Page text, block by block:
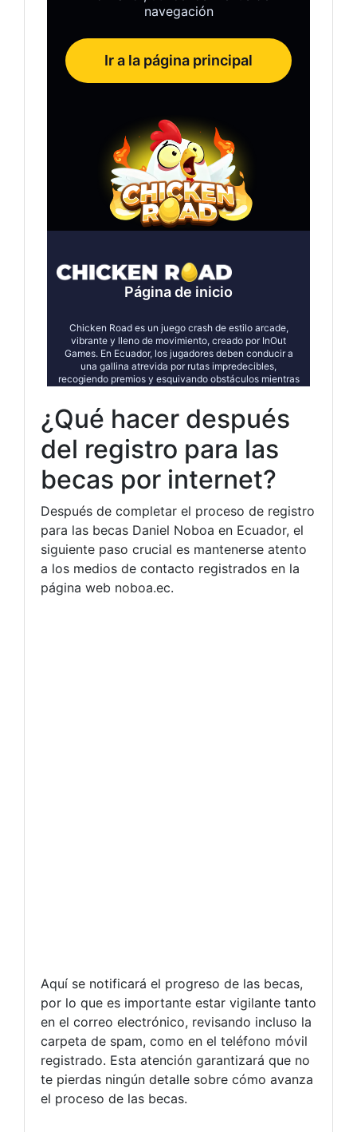
¿Qué hacer después
del registro para las
becas por internet?
Después de completar el proceso de registro
para las becas Daniel Noboa en Ecuador, el
siguiente paso crucial es mantenerse atento
a los medios de contacto registrados en la
página web noboa.ec.
Aquí se notificará el progreso de las becas,
por lo que es importante estar vigilante tanto
en el correo electrónico, revisando incluso la
carpeta de spam, como en el teléfono móvil
registrado. Esta atención garantizará que no
te pierdas ningún detalle sobre cómo avanza
el proceso de las becas.